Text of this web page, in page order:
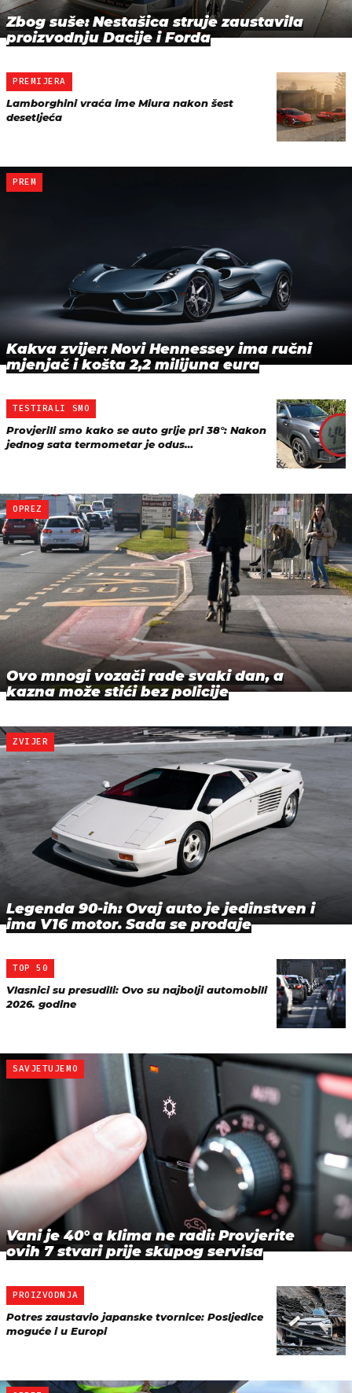
Zbog suše: Nestašica struje zaustavila
proizvodnju Dacije i Forda
PREMIJERA
Lamborghini vraća ime Miura nakon šest
desetljeća
PREM
Kakva zvijer: Novi Hennessey ima ručni
mjenjač i košta 2,2 milijuna eura
TESTIRALI SMO
Provjerili smo kako se auto grije pri 38°: Nakon
jednog sata termometar je odus…
OPREZ
Ovo mnogi vozači rade svaki dan, a
kazna može stići bez policije
ZVIJER
Legenda 90-ih: Ovaj auto je jedinstven i
ima V16 motor. Sada se prodaje
TOP 50
Vlasnici su presudili: Ovo su najbolji automobili
2026. godine
SAVJETUJEMO
Vani je 40° a klima ne radi: Provjerite
ovih 7 stvari prije skupog servisa
PROIZVODNJA
Potres zaustavio japanske tvornice: Posljedice
moguće i u Europi